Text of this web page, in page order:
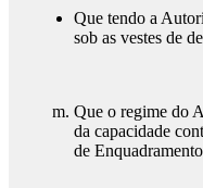
Que tendo a
sob as vestes de
Que o regime do
da capacidade
de